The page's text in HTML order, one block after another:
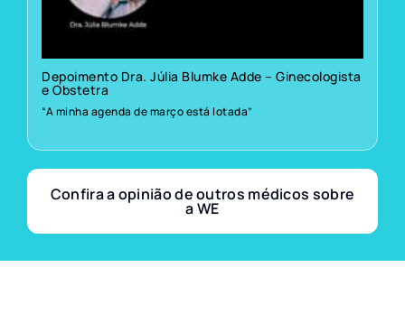
Depoimento Dra. Júlia Blumke Adde – Ginecologista
e Obstetra
“A minha agenda de março está lotada”
Confira a opinião de outros médicos sobre
a WE